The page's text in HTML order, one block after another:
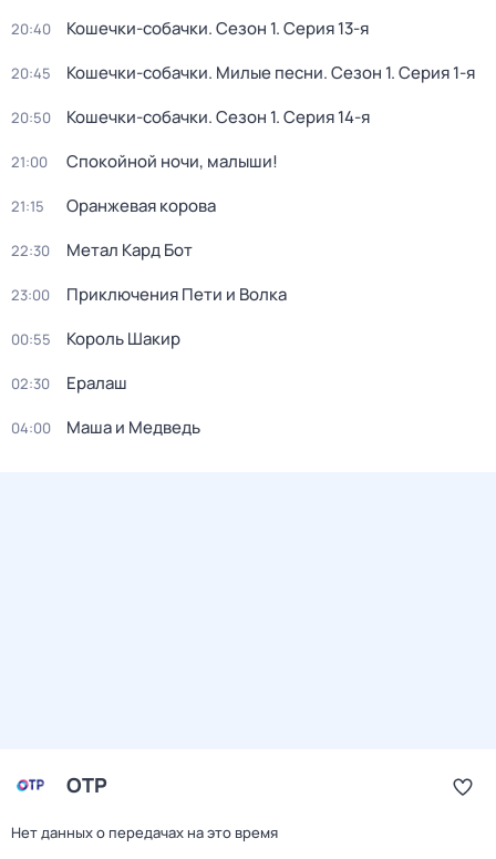
20:40 Кошечки-собачки. Сезон 1. Серия 13-я
20:45 Кошечки-собачки. Милые песни. Сезон 1. Серия 1-я
20:50 Кошечки-собачки. Сезон 1. Серия 14-я
21:00 Спокойной ночи, малыши!
21:15 Оранжевая корова
22:30 Метал Кард Бот
23:00 Приключения Пети и Волка
00:55 Король Шакир
02:30 Ералаш
04:00 Маша и Медведь
ОТР
Нет данных о передачах на это время